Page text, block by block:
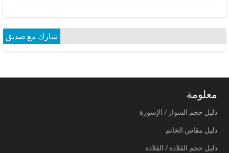
شارك مع صديق
معلومة
دليل حجم السوار / الإسورة
دليل مقاس الخاتم
دليل حجم القلادة / القلادة